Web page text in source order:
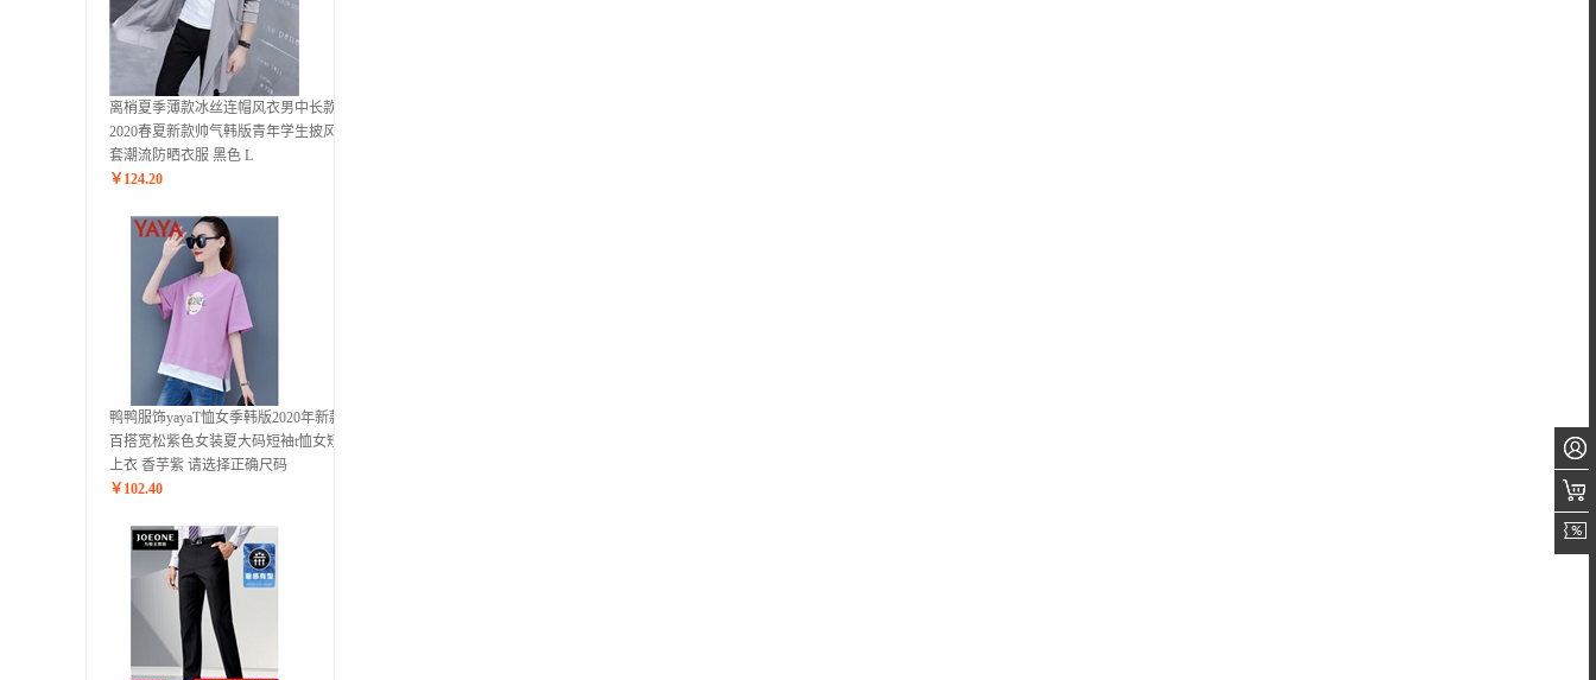
离梢夏季薄款冰丝连帽风衣男中长款
2020春夏新款帅气韩版青年学生披风外
套潮流防晒衣服 黑色 L
￥ 124.20
鸭鸭服饰yayaT恤女季韩版2020年新款
百搭宽松紫色女装夏大码短袖t恤女短款
上衣 香芋紫 请选择正确尺码
￥ 102.40